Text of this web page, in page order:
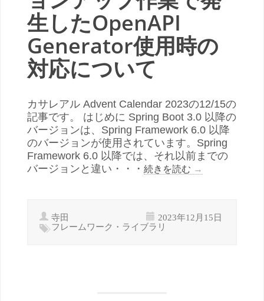
生したOpenAPI
Generator使用時の
対応について
カサレアル Advent Calendar 2023の12/15の
記事です。 はじめに Spring Boot 3.0 以降の
バージョンは、Spring Framework 6.0 以降
のバージョンが使用されています。Spring
Framework 6.0 以降では、それ以前までの
バージョンと違い・・・ 続きを読む →
寺田 2023年12月15日
フレームワーク・ライブラリ